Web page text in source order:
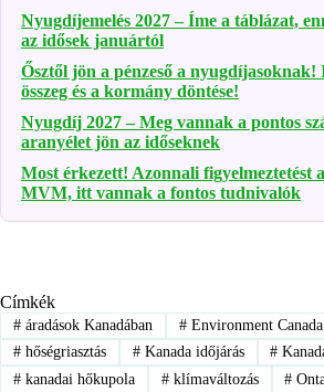
Nyugdíjemelés 2027 – Íme a táblázat,
az idősek januártól
Ősztől jön a pénzeső a nyugdíjasoknak!
összeg és a kormány döntése!
Nyugdíj 2027 – Meg vannak a pontos
aranyélet jön az időseknek
Most érkezett! Azonnali figyelmeztetést
MVM, itt vannak a fontos tudnivalók
Címkék
#áradások Kanadában #Environment Canada
#hőségriasztás #Kanada időjárás #
#kanadai hőkupola #klímaváltozás #